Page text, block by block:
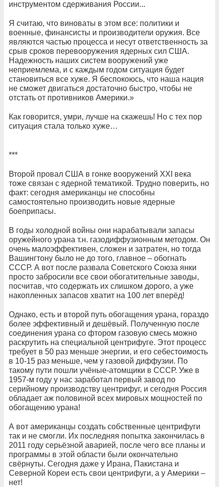
инструментом сдерживания России...
Я считаю, что виноваты в этом все: политики и
военные, финансисты и производители оружия. Все
являются частью процесса и несут ответственность за
срыв сроков перевооружения ядерных сил США.
Надежность наших систем вооружений уже
неприемлема, и с каждым годом ситуация будет
становиться все хуже. Я беспокоюсь, что наша нация
не сможет двигаться достаточно быстро, чтобы не
отстать от противников Америки.»
Как говорится, умри, лучше на скажешь! Но с тех пор
ситуация стала только хуже…
***
Второй провал США в гонке вооружений XXI века
тоже связан с ядерной тематикой. Трудно поверить, но
факт: сегодня американцы не способны
самостоятельно производить новые ядерные
боеприпасы.
В годы холодной войны они нарабатывали запасы
оружейного урана т.н. газодиффузионным методом. Он
очень малоэффективен, сложен и затратен, но тогда
Вашингтону было не до того, главное – обогнать
СССР. А вот после развала Советского Союза янки
просто забросили все свои обогатительные заводы,
посчитав, что содержать их слишком дорого, а уже
накопленных запасов хватит на 100 лет вперёд!
Однако, есть и второй путь обогащения урана, гораздо
более эффективный и дешёвый. Полученную после
соединения урана со фтором газовую смесь можно
раскрутить на специальной центрифуге. Этот процесс
требует в 50 раз меньше энергии, и его себестоимость
в 10-15 раз меньше, чем у газовой диффузии. По
такому пути пошли учёные-атомщики в СССР. Уже в
1957-м году у нас заработал первый завод по
серийному производству центрифуг, и сегодня Россия
обладает аж половиной всех мировых мощностей по
обогащению урана!
А вот американцы создать собственные центрифуги
так и не смогли. Их последняя попытка закончилась в
2011 году серьёзной аварией, после чего все планы и
программы в этой области были окончательно
свёрнуты. Сегодня даже у Ирана, Пакистана и
Северной Кореи есть свои центрифуги, а у Америки –
нет!